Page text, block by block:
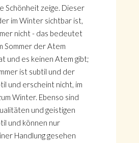
Schönheit zeige. Dieser
im Winter sichtbar ist,
nicht - das bedeutet
Sommer der Atem
und es keinen Atem gibt;
ist subtil und der
und erscheint nicht, im
Winter. Ebenso sind
und geistigen
und können nur
Handlung gesehen